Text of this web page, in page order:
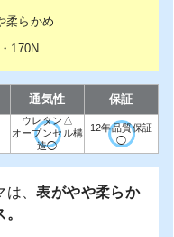
柔らかめ
170N
通気性 保証
ウレタン△
オープンセル構
造◯
12年品質保証
◯
は、表がやや柔らか